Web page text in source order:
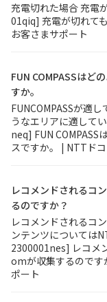
充電切れた場合 充電
01qiq] 充電が切れて
お客さまサポート
FUN COMPASSはど
すか。
FUNCOMPASSが適
うなエリアに適して
neq] FUN COMPASS
スですか。 | NTTド
レコメンドされるコ
るのですか？
レコメンドされるコ
ンテンツについては
2300001nes] レコメ
omが収集するのです
ポート